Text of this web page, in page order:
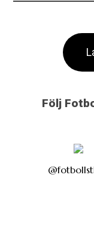
Följ